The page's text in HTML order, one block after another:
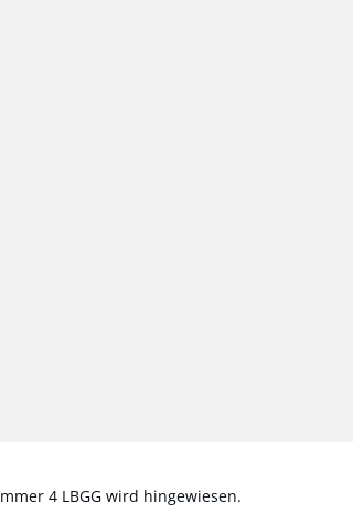
4 LBGG wird hingewiesen.